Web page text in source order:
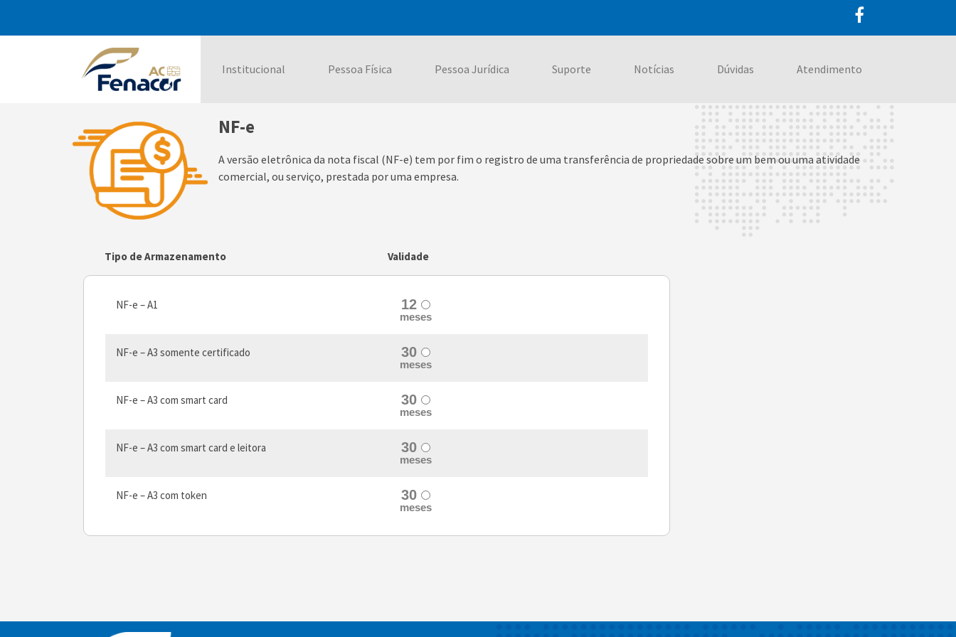
Institucional Pessoa Física Pessoa Jurídica Suporte Notícias Dúvidas Atendimento
NF-e
A versão eletrônica da nota fiscal (NF-e) tem por fim o registro de uma transferência de propriedade sobre um bem ou uma atividade
comercial, ou serviço, prestada por uma empresa.
Tipo de Armazenamento Validade
NF-e – A1 12
meses
NF-e – A3 somente certificado 30
meses
NF-e – A3 com smart card 30
meses
NF-e – A3 com smart card e leitora 30
meses
NF-e – A3 com token 30
meses